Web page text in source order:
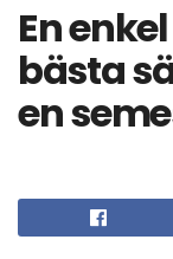
En
bästa
en